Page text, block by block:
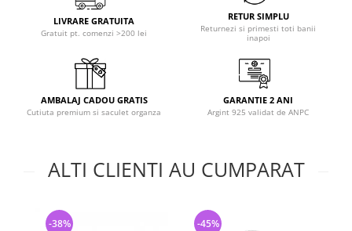
LIVRARE GRATUITA
Gratuit pt. comenzi >200 lei
RETUR SIMPLU
Returnezi si primesti toti banii
inapoi
AMBALAJ CADOU GRATIS
Cutiuta premium si saculet organza
GARANTIE 2 ANI
Argint 925 validat de ANPC
ALTI CLIENTI AU CUMPARAT
-38% -45%